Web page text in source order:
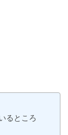
るところ